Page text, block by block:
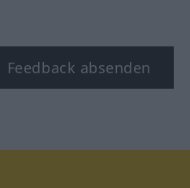
Feedback absenden